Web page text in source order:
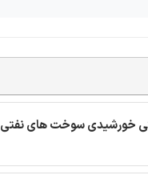
خورشیدی سوخت های نفتی